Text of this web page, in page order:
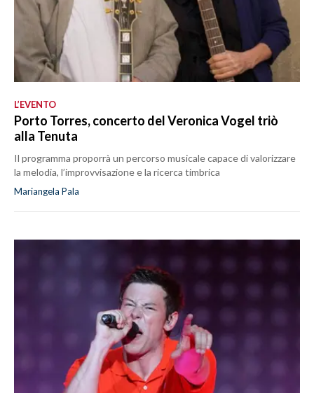
L’EVENTO
Porto Torres, concerto del Veronica Vogel triò
alla Tenuta
Il programma proporrà un percorso musicale capace di valorizzare
la melodia, l’improvvisazione e la ricerca timbrica
Mariangela Pala